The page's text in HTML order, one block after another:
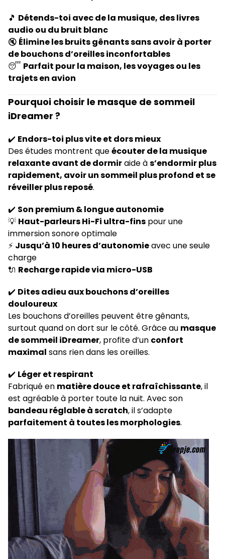
🎵 Détends-toi avec de la musique, des livres
audio ou du bruit blanc
🔇 Élimine les bruits gênants sans avoir à porter
de bouchons d’oreilles inconfortables
😴 Parfait pour la maison, les voyages ou les
trajets en avion
Pourquoi choisir le masque de sommeil
iDreamer ?
✔️ Endors-toi plus vite et dors mieux
Des études montrent queécouter de la musique
relaxante avant de dormiraide às’endormir plus
rapidement, avoir un sommeil plus profond et se
réveiller plus reposé.
✔️ Son premium & longue autonomie
💡 Haut-parleurs Hi-Fi ultra-fins pour une
immersion sonore optimale
⚡ Jusqu’à 10 heures d’autonomieavec une seule
charge
🔌 Recharge rapide via micro-USB
✔️ Dites adieu aux bouchons d’oreilles
douloureux
Les bouchons d’oreilles peuvent être gênants,
surtout quand on dort sur le côté. Grâce au masque
de sommeil iDreamer, profite d’un confort
maximal sans rien dans les oreilles.
✔️ Léger et respirant
Fabriqué en matière douce et rafraîchissante, il
est agréable à porter toute la nuit. Avec son
bandeau réglable à scratch, il s’adapte
parfaitement à toutes les morphologies.